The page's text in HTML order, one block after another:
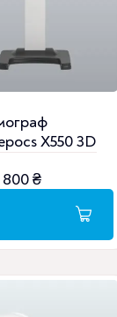
X550 3D
800₴